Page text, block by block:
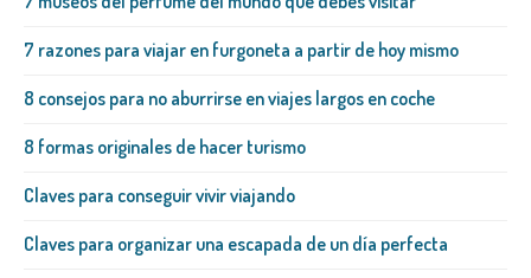
7 razones para viajar en furgoneta a partir de hoy mismo
8 consejos para no aburrirse en viajes largos en coche
8 formas originales de hacer turismo
Claves para conseguir vivir viajando
Claves para organizar una escapada de un día perfecta